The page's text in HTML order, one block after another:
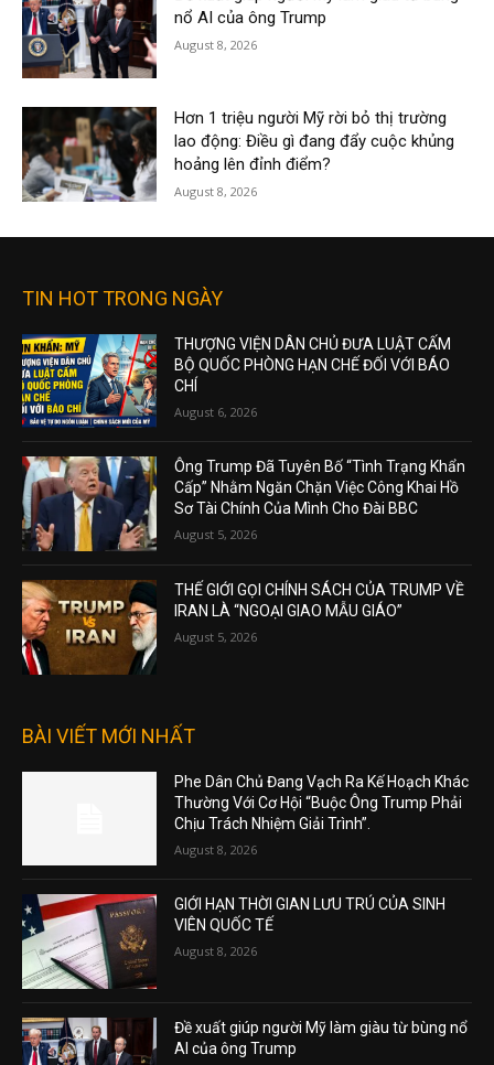
nổ AI của ông Trump
August 8, 2026
Hơn 1 triệu người Mỹ rời bỏ thị trường
lao động: Điều gì đang đẩy cuộc khủng
hoảng lên đỉnh điểm?
August 8, 2026
TIN HOT TRONG NGÀY
THƯỢNG VIỆN DÂN CHỦ ĐƯA LUẬT CẤM
BỘ QUỐC PHÒNG HẠN CHẾ ĐỐI VỚI BÁO
CHÍ
August 6, 2026
Ông Trump Đã Tuyên Bố “Tình Trạng Khẩn
Cấp” Nhằm Ngăn Chặn Việc Công Khai Hồ
Sơ Tài Chính Của Mình Cho Đài BBC
August 5, 2026
THẾ GIỚI GỌI CHÍNH SÁCH CỦA TRUMP VỀ
IRAN LÀ “NGOẠI GIAO MẪU GIÁO”
August 5, 2026
BÀI VIẾT MỚI NHẤT
Phe Dân Chủ Đang Vạch Ra Kế Hoạch Khác
Thường Với Cơ Hội “Buộc Ông Trump Phải
Chịu Trách Nhiệm Giải Trình”.
August 8, 2026
GIỚI HẠN THỜI GIAN LƯU TRÚ CỦA SINH
VIÊN QUỐC TẾ
August 8, 2026
Đề xuất giúp người Mỹ làm giàu từ bùng nổ
AI của ông Trump